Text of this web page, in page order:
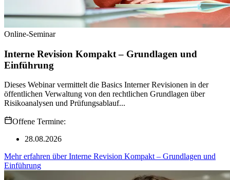
Online-Seminar
Interne Revision Kompakt – Grundlagen und
Einführung
Dieses Webinar vermittelt die Basics Interner Revisionen in der
öffentlichen Verwaltung von den rechtlichen Grundlagen über
Risikoanalysen und Prüfungsablauf...
Offene Termine:
28.08.2026
Mehr erfahren überInterne Revision Kompakt – Grundlagen und
Einführung